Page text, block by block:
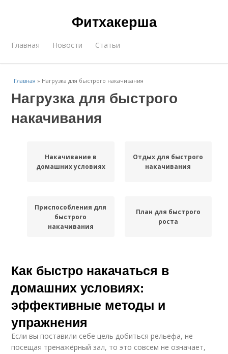
Фитхакерша
Главная Новости Статьи
Главная » Нагрузка для быстрого накачивания
Нагрузка для быстрого
накачивания
Накачивание в
домашних условиях
Отдых для быстрого
накачивания
Приспособления для
быстрого
накачивания
План для быстрого
роста
Как быстро накачаться в
домашних условиях:
эффективные методы и
упражнения
Если вы поставили себе цель добиться рельефа, не
посещая тренажёрный зал, то это совсем не означает,